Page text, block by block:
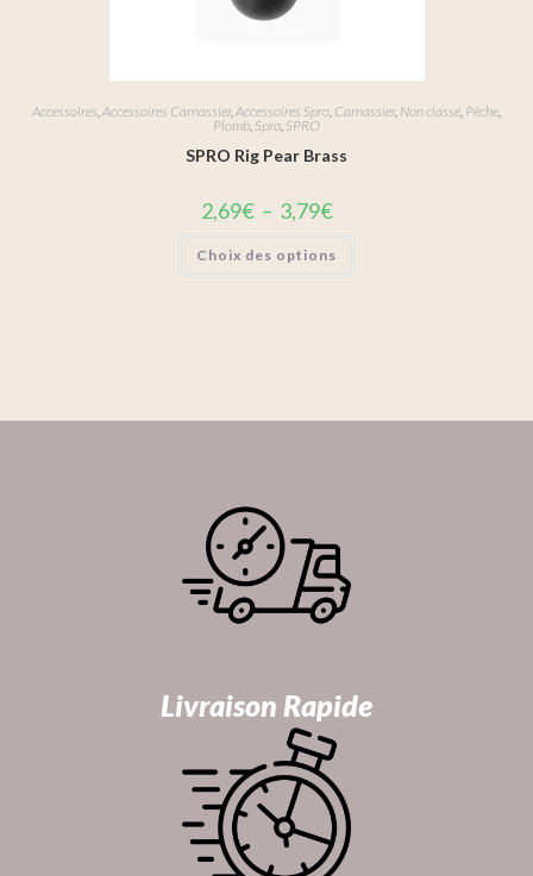
Accessoires Accessoires Carnassier, Accessoires Spro Carnassier, Non classé Pêche
Plomb Spro SPRO
SPRO Rig Pear Brass
2,69€ – 3,79€
Choix des options
Livraison Rapide